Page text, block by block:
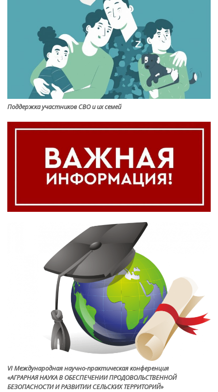
Поддержка участников СВО и их семей
VI Международная научно-практическая конференция
«АГРАРНАЯ НАУКА В ОБЕСПЕЧЕНИИ ПРОДОВОЛЬСТВЕННОЙ
БЕЗОПАСНОСТИ И РАЗВИТИИ СЕЛЬСКИХ ТЕРРИТОРИЙ»